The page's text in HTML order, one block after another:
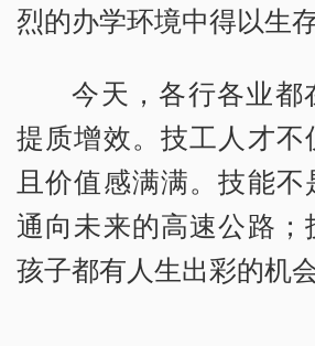
烈的办学环境中得以生存
今天，各行各业都
提质增效。技工人才不
且价值感满满。技能不
通向未来的高速公路；
孩子都有人生出彩的机会